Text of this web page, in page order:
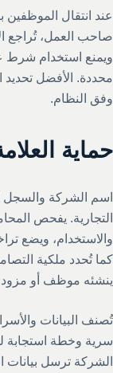
عند انتقال الموظفين
صاحب العمل، تُراجع
ويمنع استخدام شرط
محددة. الأفضل تحديد
وفق النظام.
حماية
اسم الشركة والسجل
التجارية. يفحص
والاستخدام، ويضع
كما تُحدد ملكية
ينشئه موظف أو
تُصنف البيانات
سرية وخطة استجابة
الشركة ترسل بيانات